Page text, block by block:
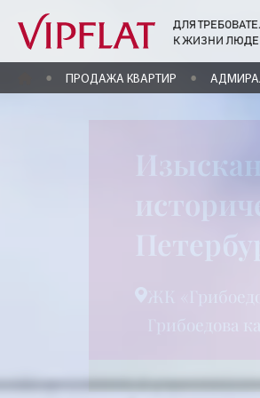
ДЛЯ
К ЖИЗНИ
ГЛАВНАЯПРОДАЖА КВАРТИР